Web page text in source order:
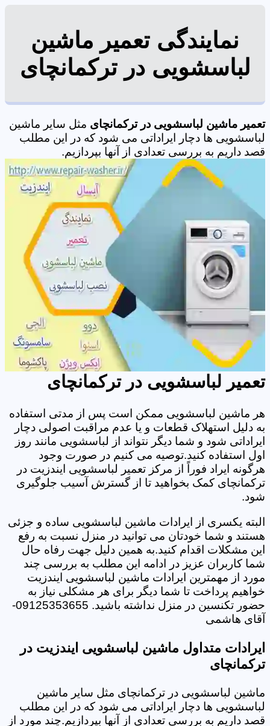
نمایندگی تعمیر ماشین
لباسشویی در ترکمانچای
تعمیر ماشین لباسشویی در ترکمانچای مثل سایر ماشین
لباسشویی ها دچار ایراداتی می شود که در این مطلب
قصد داریم به بررسی تعدادی از آنها بپردازیم.
تعمیر لباسشویی در ترکمانچای
هر ماشین لباسشویی ممکن است پس از مدتی استفاده
به دلیل استهلاک قطعات و یا عدم مراقبت اصولی دچار
ایراداتی شود و شما دیگر نتواند از لباسشویی مانند روز
اول استفاده کنید.توصیه می کنیم در صورت وجود
هرگونه ایراد فوراً از مرکز تعمیر لباسشویی ایندزیت در
ترکمانچای کمک بخواهید تا از گسترش آسیب جلوگیری
شود.
البته یکسری از ایرادات ماشین لباسشویی ساده و جزئی
هستند و شما خودتان می توانید در منزل نسبت به رفع
این مشکلات اقدام کنید.به همین دلیل جهت رفاه حال
شما کاربران عزیز در ادامه این مطلب به بررسی چند
مورد از مهمترین ایرادات ماشین لباسشویی ایندزیت
خواهیم پرداخت تا شما دیگر برای هر مشکلی نیاز به
حضور تکنسین در منزل نداشته باشید. 09125353655-
آقای هاشمی
ایرادات متداول ماشین لباسشویی ایندزیت در
ترکمانچای
ماشین لباسشویی در ترکمانچای مثل سایر ماشین
لباسشویی ها دچار ایراداتی می شود که در این مطلب
قصد داریم به بررسی تعدادی از آنها بپردازیم.چند مورد از